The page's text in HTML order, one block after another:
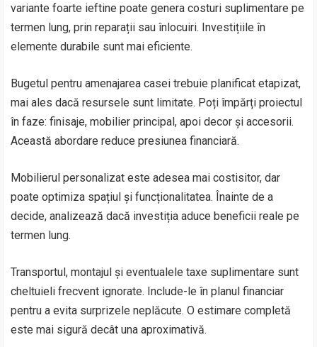
variante foarte ieftine poate genera costuri suplimentare pe
termen lung, prin reparații sau înlocuiri. Investițiile în
elemente durabile sunt mai eficiente.
Bugetul pentru amenajarea casei trebuie planificat etapizat,
mai ales dacă resursele sunt limitate. Poți împărți proiectul
în faze: finisaje, mobilier principal, apoi decor și accesorii.
Această abordare reduce presiunea financiară.
Mobilierul personalizat este adesea mai costisitor, dar
poate optimiza spațiul și funcționalitatea. Înainte de a
decide, analizează dacă investiția aduce beneficii reale pe
termen lung.
Transportul, montajul și eventualele taxe suplimentare sunt
cheltuieli frecvent ignorate. Include-le în planul financiar
pentru a evita surprizele neplăcute. O estimare completă
este mai sigură decât una aproximativă.